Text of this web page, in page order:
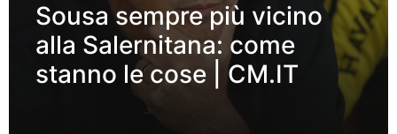
Sousa sempre più vicino
alla Salernitana: come
stanno le cose | CM.IT